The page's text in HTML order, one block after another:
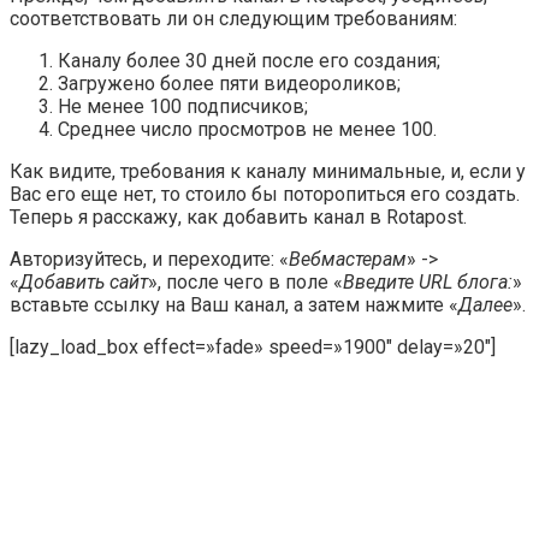
соответствовать ли он следующим требованиям:
Каналу более 30 дней после его создания;
Загружено более пяти видеороликов;
Не менее 100 подписчиков;
Среднее число просмотров не менее 100.
Как видите, требования к каналу минимальные, и, если у
Вас его еще нет, то стоило бы поторопиться его создать.
Теперь я расскажу, как добавить канал в Rotapost.
Авторизуйтесь, и переходите: «Вебмастерам» ->
«Добавить сайт», после чего в поле «Введите URL блога:»
вставьте ссылку на Ваш канал, а затем нажмите «Далее».
[lazy_load_box effect=»fade» speed=»1900″ delay=»20″]